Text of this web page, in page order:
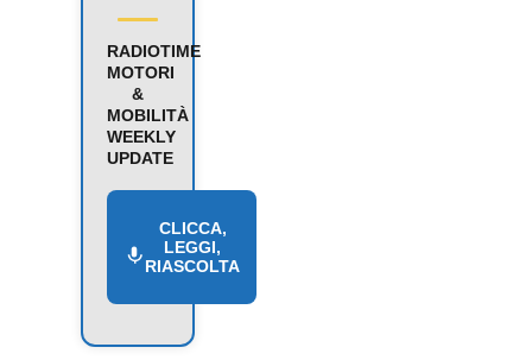
RADIOTIME
MOTORI
&
MOBILITÀ
WEEKLY
UPDATE
CLICCA,
LEGGI,
RIASCOLTA